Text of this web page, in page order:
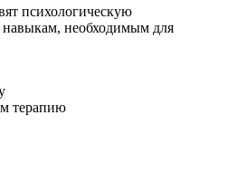
психологическую
навыкам, необходимым для
терапию